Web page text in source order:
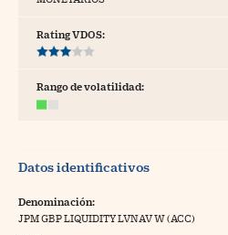
Rating VDOS:
Rango de volatilidad:
Datos identificativos
Denominación:
JPM GBP LIQUIDITY LVNAV W (ACC)